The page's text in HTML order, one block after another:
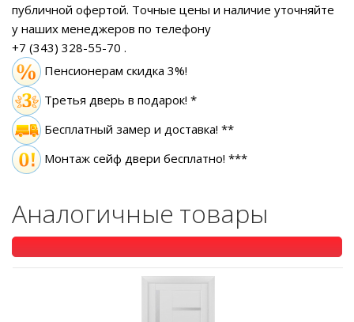
публичной офертой. Точные цены и наличие уточняйте
у наших менеджеров по телефону
+7 (343) 328-55-70 .
Пенсионерам скидка 3%!
Третья дверь в подарок! *
Бесплатный замер и доставка! **
Монтаж сейф двери бесплатно! ***
Аналогичные товары